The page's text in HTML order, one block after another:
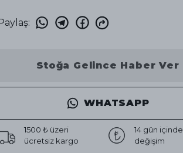
:
Stoğa Gelince Haber Ver
WHATSAPP
1500 ₺ üzeri
ücretsiz kargo
14 gün içinde
değişim